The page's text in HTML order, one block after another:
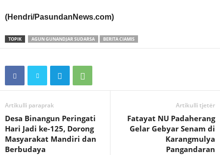
(Hendri/PasundanNews.com)
TOPIK AGUN GUNANDJAR SUDARSA BERITA CIAMIS
Artikulli paraprak
Desa Binangun Peringati
Hari Jadi ke-125, Dorong
Masyarakat Mandiri dan
Berbudaya
Artikulli tjetër
Fatayat NU Padaherang
Gelar Gebyar Senam di
Karangmulya
Pangandaran